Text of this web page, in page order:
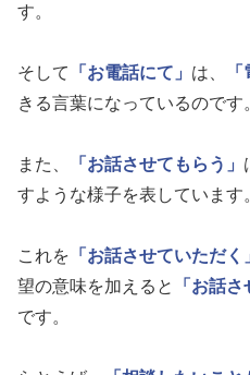
す。
そして 「お電話にて」 は、
きる言葉になっているのです
また、 「お話させてもらう」
すような様子を表しています
これを 「お話させていただく
望の意味を加えると
「お話
です。